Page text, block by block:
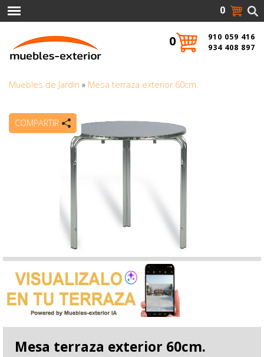
Muebles de Jardín » Mesa terraza exterior 60cm.
COMPARTIR
Mesa terraza exterior 60cm.
910 059 416
934 408 897
0
0